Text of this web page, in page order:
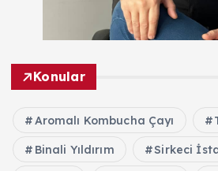
Konular
Aromalı Kombucha Çayı
Binali Yıldırım Sirkeci